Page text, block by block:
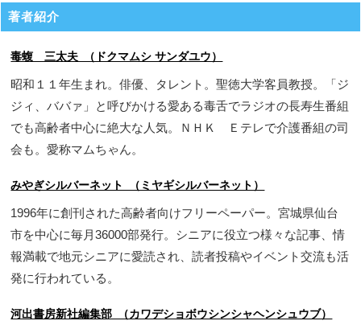
著者紹介
毒蝮 三太夫 （ドクマムシ サンダユウ）
昭和１１年生まれ。俳優、タレント。聖徳大学客員教授。「ジ
ジィ、ババァ」と呼びかける愛ある毒舌でラジオの長寿生番組
でも高齢者中心に絶大な人気。ＮＨＫ Ｅテレで介護番組の司
会も。愛称マムちゃん。
みやぎシルバーネット （ミヤギシルバーネット）
1996年に創刊された高齢者向けフリーペーパー。宮城県仙台
市を中心に毎月36000部発行。シニアに役立つ様々な記事、情
報満載で地元シニアに愛読され、読者投稿やイベント交流も活
発に行われている。
河出書房新社編集部 （カワデショボウシンシャヘンシュウブ）